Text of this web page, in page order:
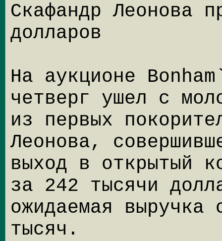
Скафандр Леонова
долларов
На аукционе
четверг ушел с
из первых
Леонова,
выход в открытый
за 242 тысячи
ожидаемая выручка
тысяч.